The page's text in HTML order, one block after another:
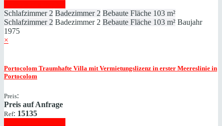
Schlafzimmer 2 Badezimmer 2 Bebaute Fläche 103 m²
Schlafzimmer 2 Badezimmer 2 Bebaute Fläche 103 m² Baujahr
1975
×
Portocolom Traumhafte Villa mit Vermietungslizenz in erster Meereslinie in
Portocolom
Preis:
Preis auf Anfrage
Ref: 15135